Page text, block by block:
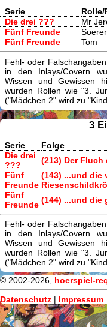
Serie
Die drei ???
Mr
Fünf Freunde
Fünf Freunde
Tom
Fehl- oder
in den Inlays/Covern
Wissen und Gewissen
wurden Rollen wie "3.
("Mädchen 2" wird zu
3
Serie Folge
Die drei
???
(213) Der Fluch
Fünf
Freunde
(143) ...und die
Fünf
Freunde (144) ...und die
Fehl- oder
in den Inlays/Covern
Wissen und Gewissen
wurden Rollen wie "3.
("Mädchen 2" wird zu
© 2002-2026, hoerspiel-
Datenschutz | Impressum